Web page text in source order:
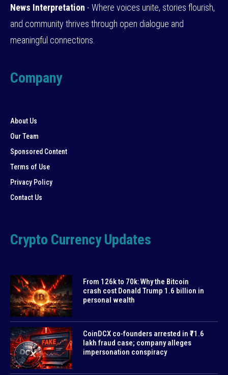
News Interpretation - Where voices unite, stories flourish,
and community thrives through open dialogue and
meaningful connections.
Company
About Us
Our Team
Sponsored Content
Terms of Use
Privacy Policy
Contact Us
Crypto Currency Updates
From 126k to 70k: Why the Bitcoin
crash cost Donald Trump 1.6 billion in
personal wealth
CoinDCX co-founders arrested in ₹71.6
lakh fraud case; company alleges
impersonation conspiracy